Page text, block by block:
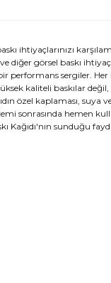
ihtiyaçlarınızı
diğer görsel baskı
sergiler.
kaliteli baskılar
özel kaplaması, suya
sonrasında hemen
Kağıdı'nın sunduğu